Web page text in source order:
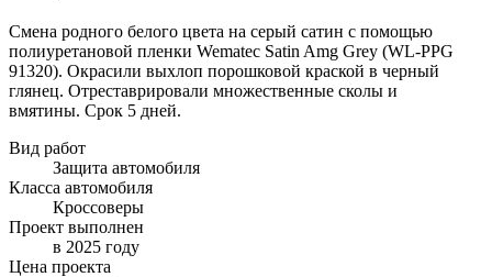
Смена родного белого цвета на серый сатин с помощью
полиуретановой пленки Wematec Satin Amg Grey (WL-PPG
91320). Окрасили выхлоп порошковой краской в черный
глянец. Отреставрировали множественные сколы и
вмятины. Срок 5 дней.
Вид работ
Защита автомобиля
Класса автомобиля
Кроссоверы
Проект выполнен
в 2025 году
Цена проекта